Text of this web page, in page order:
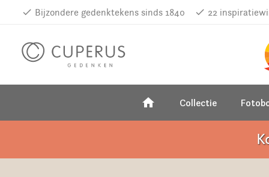
done Bijzondere gedenktekens sinds 1840 done 22
home Collectie